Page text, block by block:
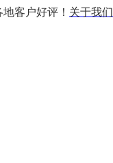
客户好评！ 关于我们